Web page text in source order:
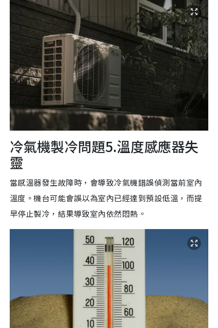
冷氣機製冷問題5.溫度感應器失
靈
當感溫器發生故障時，會導致冷氣機錯誤偵測當前室內
溫度。機台可能會誤以為室內已經達到預設低溫，而提
早停止製冷，結果導致室內依然悶熱。